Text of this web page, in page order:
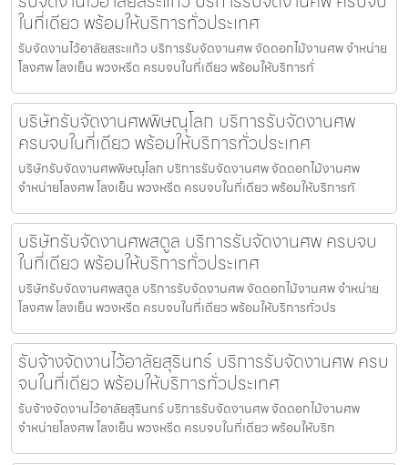
ในที่เดียว พร้อมให้บริการทั่วประเทศ
รับจัดงานไว้อาลัยสระแก้ว บริการรับจัดงานศพ จัดดอกไม้งานศพ จำหน่าย
โลงศพ โลงเย็น พวงหรีด ครบจบในที่เดียว พร้อมให้บริการทั่
บริษัทรับจัดงานศพพิษณุโลก บริการรับจัดงานศพ
ครบจบในที่เดียว พร้อมให้บริการทั่วประเทศ
บริษัทรับจัดงานศพพิษณุโลก บริการรับจัดงานศพ จัดดอกไม้งานศพ
จำหน่ายโลงศพ โลงเย็น พวงหรีด ครบจบในที่เดียว พร้อมให้บริการทั
บริษัทรับจัดงานศพสตูล บริการรับจัดงานศพ ครบจบ
ในที่เดียว พร้อมให้บริการทั่วประเทศ
บริษัทรับจัดงานศพสตูล บริการรับจัดงานศพ จัดดอกไม้งานศพ จำหน่าย
โลงศพ โลงเย็น พวงหรีด ครบจบในที่เดียว พร้อมให้บริการทั่วปร
รับจ้างจัดงานไว้อาลัยสุรินทร์ บริการรับจัดงานศพ ครบ
จบในที่เดียว พร้อมให้บริการทั่วประเทศ
รับจ้างจัดงานไว้อาลัยสุรินทร์ บริการรับจัดงานศพ จัดดอกไม้งานศพ
จำหน่ายโลงศพ โลงเย็น พวงหรีด ครบจบในที่เดียว พร้อมให้บริก